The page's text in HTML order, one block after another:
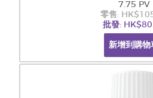
7.75 PV
零售:
批發:
新增到購物